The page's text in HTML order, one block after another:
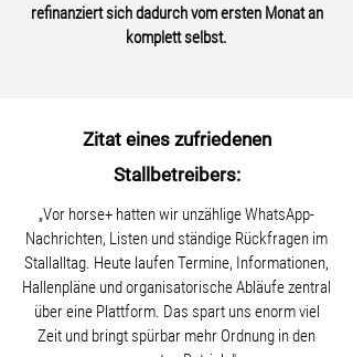
refinanziert sich dadurch vom ersten Monat an
komplett selbst.
Zitat eines zufriedenen
Stallbetreibers:
„Vor horse+ hatten wir unzählige WhatsApp-
Nachrichten, Listen und ständige Rückfragen im
Stallalltag. Heute laufen Termine, Informationen,
Hallenpläne und organisatorische Abläufe zentral
über eine Plattform. Das spart uns enorm viel
Zeit und bringt spürbar mehr Ordnung in den